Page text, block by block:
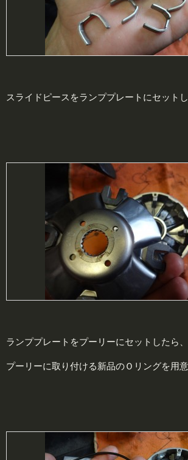
スライドピースをランププレートにセットし
ランププレートをプーリーにセットしたら
プーリーに取り付ける新品のＯリングを用意